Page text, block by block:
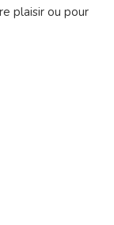
plaisir ou pour